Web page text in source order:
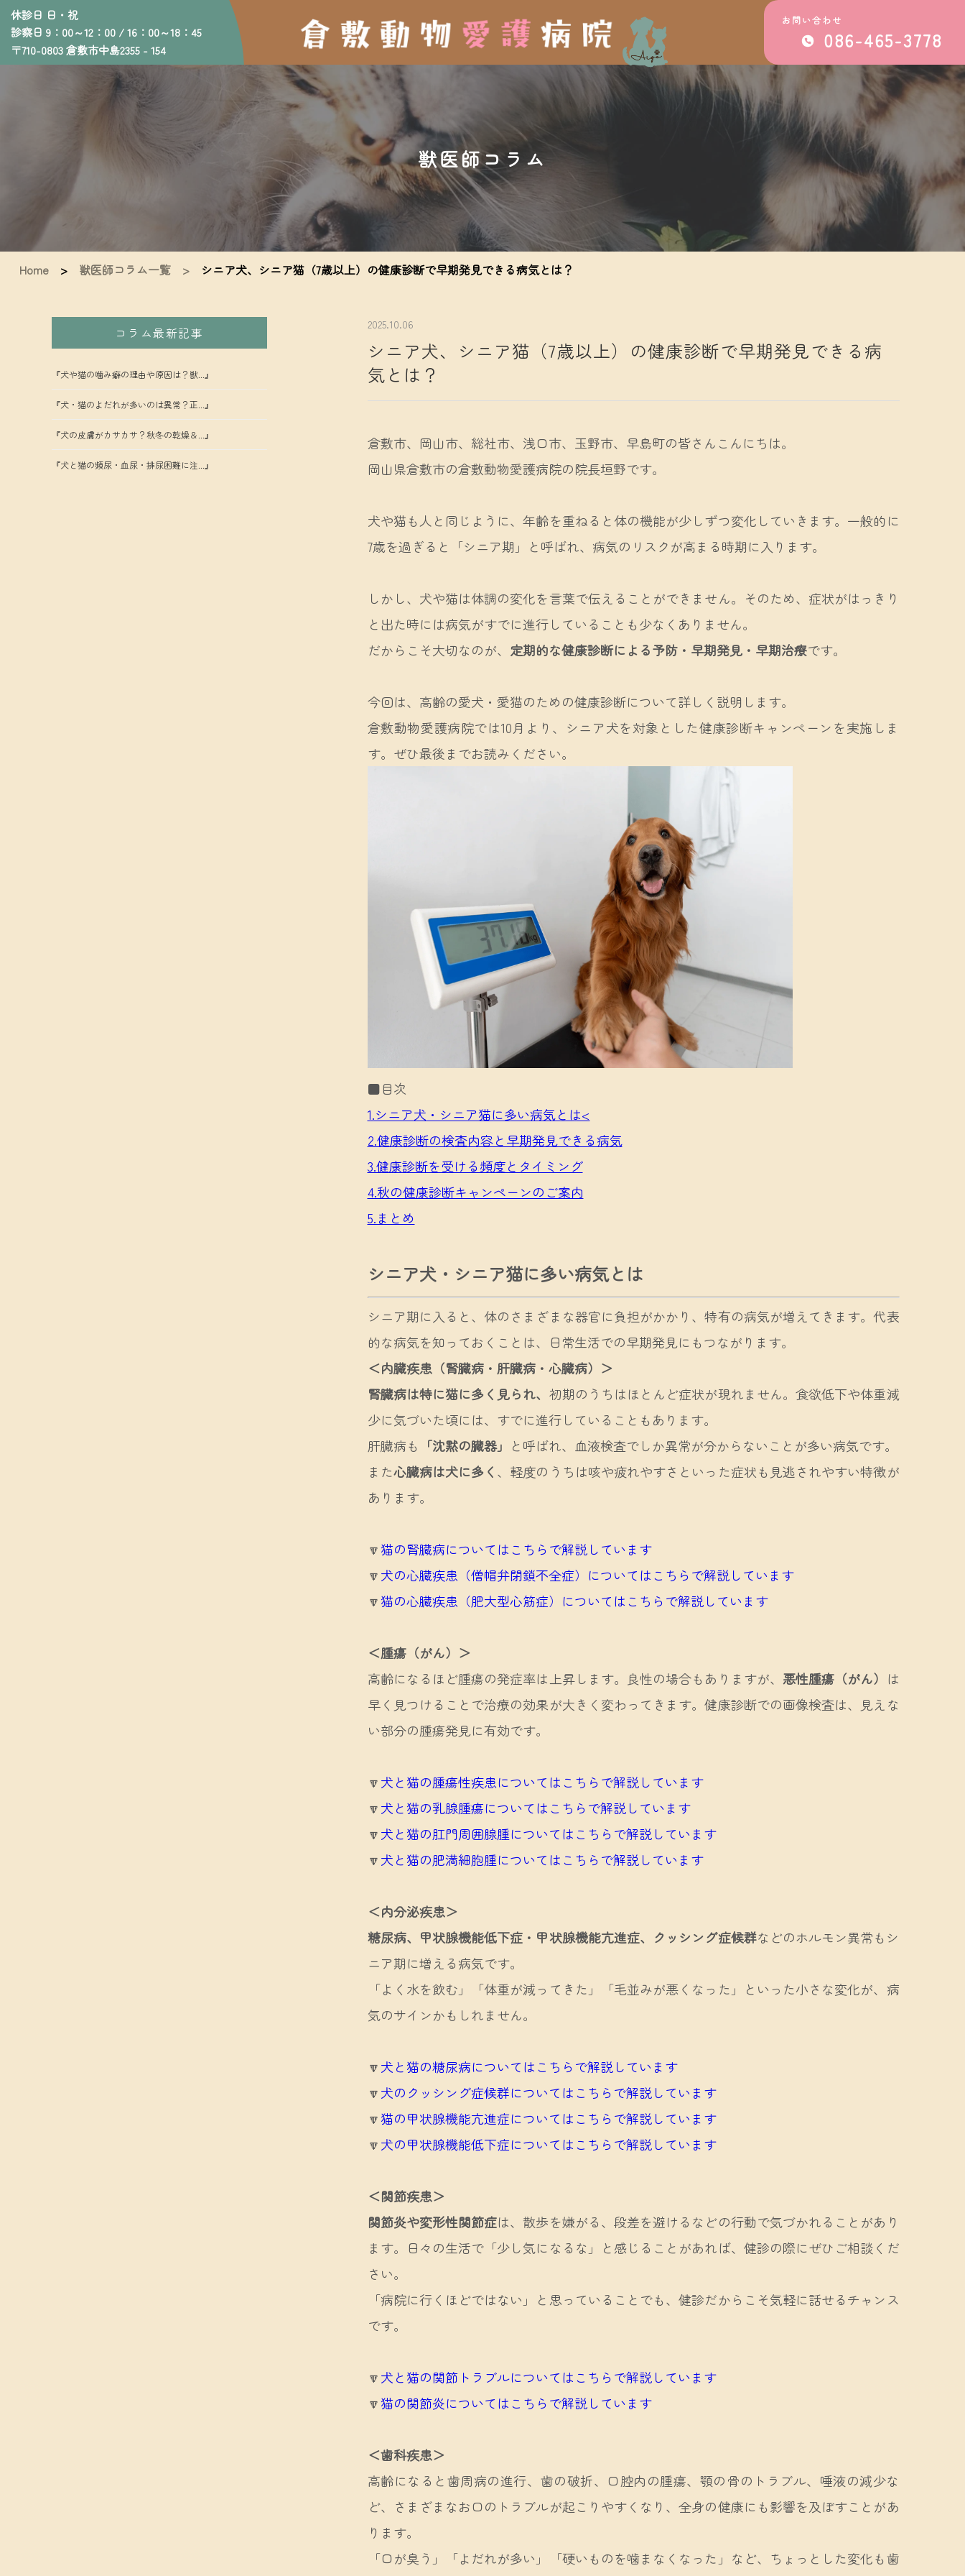
休診日 日・祝
診察日 9：00～12：00 / 16：00～18：45
〒710-0803 倉敷市中島2355 - 154
お問い合わせ
086-465-3778
獣医師コラム
Home> 獣医師コラム一覧 >シニア犬、シニア猫（7歳以上）の健康診断で早期発見できる病気とは？
コラム最新記事
『犬や猫の噛み癖の理由や原因は？獣...』
『犬・猫のよだれが多いのは異常？正...』
『犬の皮膚がカサカサ？秋冬の乾燥＆...』
『犬と猫の頻尿・血尿・排尿困難に注...』
2025.10.06
シニア犬、シニア猫（7歳以上）の健康診断で早期発見できる病
気とは？
倉敷市、岡山市、総社市、浅口市、玉野市、早島町の皆さんこんにちは。
岡山県倉敷市の倉敷動物愛護病院の院長垣野です。
犬や猫も人と同じように、年齢を重ねると体の機能が少しずつ変化していきます。一般的に
7歳を過ぎると「シニア期」と呼ばれ、病気のリスクが高まる時期に入ります。
しかし、犬や猫は体調の変化を言葉で伝えることができません。そのため、症状がはっきり
と出た時には病気がすでに進行していることも少なくありません。
だからこそ大切なのが、 定期的な健康診断による予防・早期発見・早期治療です。
今回は、高齢の愛犬・愛猫のための健康診断について詳しく説明します。
倉敷動物愛護病院では10月より、シニア犬を対象とした健康診断キャンペーンを実施しま
す。ぜひ最後までお読みください。
■目次
1.シニア犬・シニア猫に多い病気とは<
2.健康診断の検査内容と早期発見できる病気
3.健康診断を受ける頻度とタイミング
4.秋の健康診断キャンペーンのご案内
5.まとめ
シニア犬・シニア猫に多い病気とは
シニア期に入ると、体のさまざまな器官に負担がかかり、特有の病気が増えてきます。代表
的な病気を知っておくことは、日常生活での早期発見にもつながります。
＜内臓疾患（腎臓病・肝臓病・心臓病）＞
腎臓病は特に猫に多く見られ、 初期のうちはほとんど症状が現れません。食欲低下や体重減
少に気づいた頃には、すでに進行していることもあります。
肝臓病も 「沈黙の臓器」 と呼ばれ、血液検査でしか異常が分からないことが多い病気です。
また心臓病は犬に多く 、軽度のうちは咳や疲れやすさといった症状も見逃されやすい特徴が
あります。
🔽猫の腎臓病についてはこちらで解説しています
🔽犬の心臓疾患（僧帽弁閉鎖不全症）についてはこちらで解説しています
🔽猫の心臓疾患（肥大型心筋症）についてはこちらで解説しています
＜腫瘍（がん）＞
高齢になるほど腫瘍の発症率は上昇します。良性の場合もありますが、 悪性腫瘍（がん） は
早く見つけることで治療の効果が大きく変わってきます。健康診断での画像検査は、見えな
い部分の腫瘍発見に有効です。
🔽犬と猫の腫瘍性疾患についてはこちらで解説しています
🔽犬と猫の乳腺腫瘍についてはこちらで解説しています
🔽犬と猫の肛門周囲腺腫についてはこちらで解説しています
🔽犬と猫の肥満細胞腫についてはこちらで解説しています
＜内分泌疾患＞
糖尿病、甲状腺機能低下症・甲状腺機能亢進症、クッシング症候群などのホルモン異常もシ
ニア期に増える病気です。
「よく水を飲む」「体重が減ってきた」「毛並みが悪くなった」といった小さな変化が、病
気のサインかもしれません。
🔽犬と猫の糖尿病についてはこちらで解説しています
🔽犬のクッシング症候群についてはこちらで解説しています
🔽猫の甲状腺機能亢進症についてはこちらで解説しています
🔽犬の甲状腺機能低下症についてはこちらで解説しています
＜関節疾患＞
関節炎や変形性関節症は、散歩を嫌がる、段差を避けるなどの行動で気づかれることがあり
ます。日々の生活で「少し気になるな」と感じることがあれば、健診の際にぜひご相談くだ
さい。
「病院に行くほどではない」と思っていることでも、健診だからこそ気軽に話せるチャンス
です。
🔽犬と猫の関節トラブルについてはこちらで解説しています
🔽猫の関節炎についてはこちらで解説しています
＜歯科疾患＞
高齢になると歯周病の進行、歯の破折、口腔内の腫瘍、顎の骨のトラブル、唾液の減少な
ど、さまざまなお口のトラブルが起こりやすくなり、全身の健康にも影響を及ぼすことがあ
ります。
「口が臭う」「よだれが多い」「硬いものを噛まなくなった」など、ちょっとした変化も歯